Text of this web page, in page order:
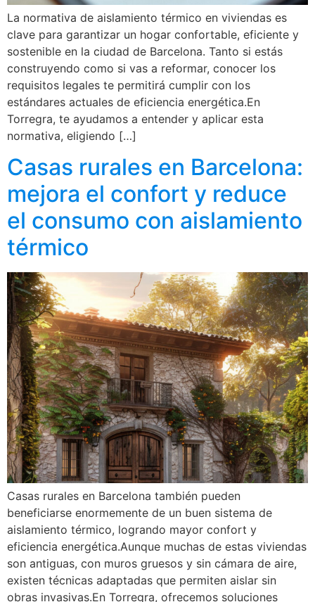
La normativa de aislamiento térmico en viviendas es
clave para garantizar un hogar confortable, eficiente y
sostenible en la ciudad de Barcelona. Tanto si estás
construyendo como si vas a reformar, conocer los
requisitos legales te permitirá cumplir con los
estándares actuales de eficiencia energética.En
Torregra, te ayudamos a entender y aplicar esta
normativa, eligiendo […]
Casas rurales en Barcelona:
mejora el confort y reduce
el consumo con aislamiento
térmico
Casas rurales en Barcelona también pueden
beneficiarse enormemente de un buen sistema de
aislamiento térmico, logrando mayor confort y
eficiencia energética.Aunque muchas de estas viviendas
son antiguas, con muros gruesos y sin cámara de aire,
existen técnicas adaptadas que permiten aislar sin
obras invasivas.En Torregra, ofrecemos soluciones